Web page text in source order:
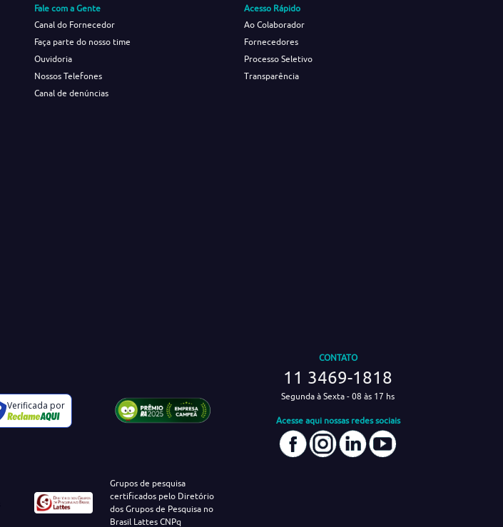
Fale com a Gente
Canal do Fornecedor
Faça parte do nosso time
Ouvidoria
Nossos Telefones
Canal de denúncias
Acesso Rápido
Ao Colaborador
Fornecedores
Processo Seletivo
Transparência
Verificada por
CONTATO
11 3469-1818
Segunda à Sexta - 08 às 17 hs
Acesse aqui nossas redes sociais
Grupos de pesquisa
certificados pelo Diretório
dos Grupos de Pesquisa no
Brasil Lattes CNPq